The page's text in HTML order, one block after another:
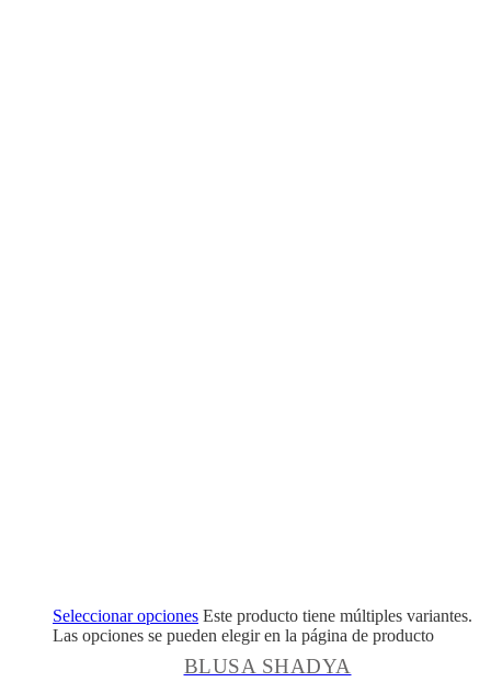
Seleccionar opciones Este producto tiene múltiples variantes.
Las opciones se pueden elegir en la página de producto
BLUSA SHADYA